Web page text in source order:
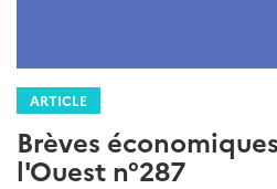
ARTICLE
Brèves
l'Ouest n°287